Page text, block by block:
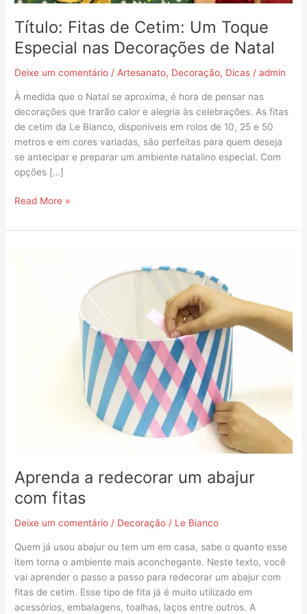
Título: Fitas de Cetim: Um Toque
Especial nas Decorações de Natal
Deixe um comentário / Artesanato, Decoração, Dicas /admin
À medida que o Natal se aproxima, é hora de pensar nas
decorações que trarão calor e alegria às celebrações. As fitas
de cetim da Le Bianco, disponíveis em rolos de 10, 25 e 50
metros e em cores variadas, são perfeitas para quem deseja
se antecipar e preparar um ambiente natalino especial. Com
opções […]
de
Natal
Read More »
Aprenda a redecorar um abajur
com fitas
Deixe um comentário / Decoração / Le Bianco
Quem já usou abajur ou tem um em casa, sabe o quanto esse
item torna o ambiente mais aconchegante. Neste texto, você
vai aprender o passo a passo para redecorar um abajur com
fitas de cetim. Esse tipo de fita já é muito utilizado em
acessórios, embalagens, toalhas, laços entre outros. A